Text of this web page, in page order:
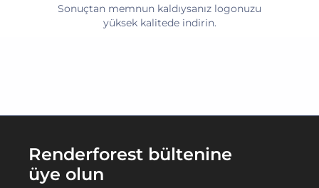
Sonuçtan memnun kaldıysanız logonuzu
yüksek kalitede indirin.
Renderforest bültenine
üye olun